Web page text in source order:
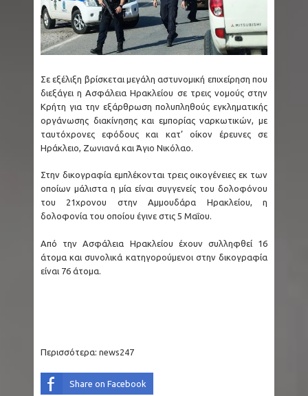
Σε εξέλιξη βρίσκεται μεγάλη αστυνομική επιχείρηση που
διεξάγει η Ασφάλεια Ηρακλείου σε τρεις νομούς στην
Κρήτη για την εξάρθρωση πολυπληθούς εγκληματικής
οργάνωσης διακίνησης και εμπορίας ναρκωτικών, με
ταυτόχρονες εφόδους και κατ’ οίκον έρευνες σε
Ηράκλειο, Ζωνιανά και Άγιο Νικόλαο.
Στην δικογραφία εμπλέκονται τρεις οικογένειες εκ των
οποίων μάλιστα η μία είναι συγγενείς του δολοφόνου
του 21χρονου στην Αμμουδάρα Ηρακλείου, η
δολοφονία του οποίου έγινε στις 5 Μαΐου.
Από την Ασφάλεια Ηρακλείου έχουν συλληφθεί 16
άτομα και συνολικά κατηγορούμενοι στην δικογραφία
είναι 76 άτομα.
Περισσότερα: news247
Share on Facebook